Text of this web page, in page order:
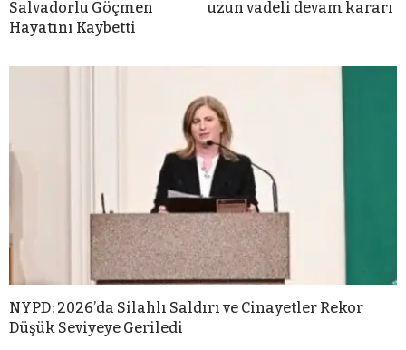
Salvadorlu Göçmen
Hayatını Kaybetti
uzun vadeli devam kararı
NYPD: 2026’da Silahlı Saldırı ve Cinayetler Rekor
Düşük Seviyeye Geriledi